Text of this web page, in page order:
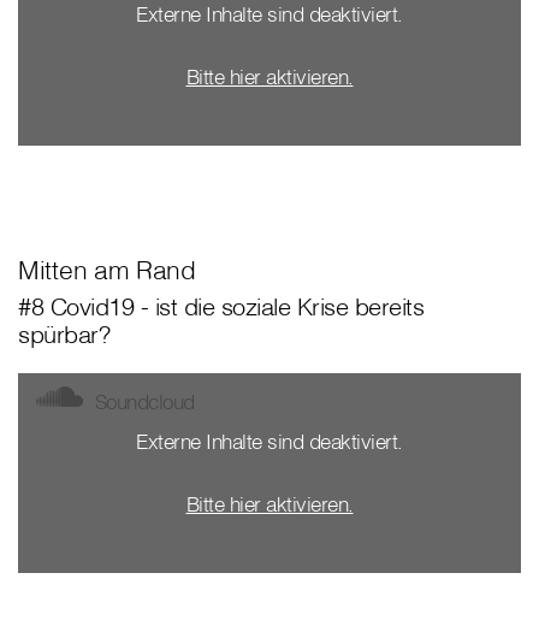
Externe Inhalte sind deaktiviert.
Bitte hier aktivieren.
Mitten am Rand
#8 Covid19 - ist die soziale Krise bereits
spürbar?
Soundcloud
Externe Inhalte sind deaktiviert.
Bitte hier aktivieren.